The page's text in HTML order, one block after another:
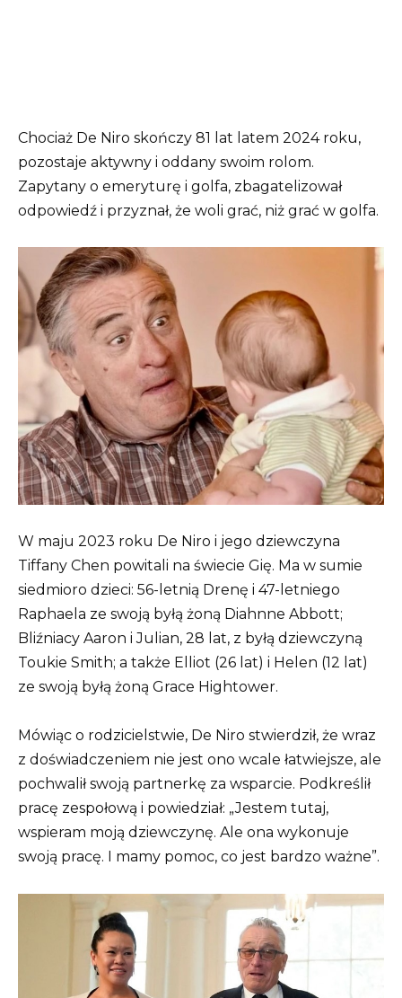
Chociaż De Niro skończy 81 lat latem 2024 roku,
pozostaje aktywny i oddany swoim rolom.
Zapytany o emeryturę i golfa, zbagatelizował
odpowiedź i przyznał, że woli grać, niż grać w golfa.
W maju 2023 roku De Niro i jego dziewczyna
Tiffany Chen powitali na świecie Gię. Ma w sumie
siedmioro dzieci: 56-letnią Drenę i 47-letniego
Raphaela ze swoją byłą żoną Diahnne Abbott;
Bliźniacy Aaron i Julian, 28 lat, z byłą dziewczyną
Toukie Smith; a także Elliot (26 lat) i Helen (12 lat)
ze swoją byłą żoną Grace Hightower.
Mówiąc o rodzicielstwie, De Niro stwierdził, że wraz
z doświadczeniem nie jest ono wcale łatwiejsze, ale
pochwalił swoją partnerkę za wsparcie. Podkreślił
pracę zespołową i powiedział: „Jestem tutaj,
wspieram moją dziewczynę. Ale ona wykonuje
swoją pracę. I mamy pomoc, co jest bardzo ważne”.